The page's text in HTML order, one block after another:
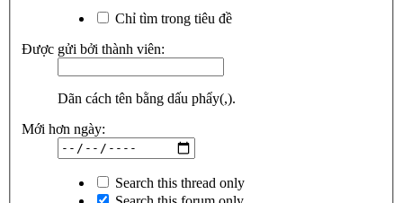
Chỉ tìm trong tiêu đề
Được gửi bởi thành viên:
Dãn cách tên bằng dấu phẩy(,).
Mới hơn ngày:
Search this thread only